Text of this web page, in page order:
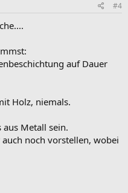
#4
auf Dauer
Holz, niemals.
Metall sein.
noch vorstellen, wobei